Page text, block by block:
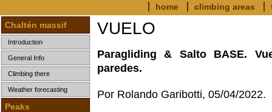
home climbing areas
Chaltén massif
Introduction
General Info
Climbing there
Weather forecasting
Peaks
VUELO
Paragliding & Salto BASE.
paredes.
Por Rolando Garibotti, 05/04/2022.